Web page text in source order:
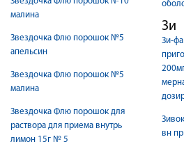
малина
Звездочка Флю порошок №5
апельсин
Звездочка Флю порошок №5
малина
Звездочка Флю порошок для
раствора для приема внутрь
лимон 15г № 5
Зи
Зи-
вн